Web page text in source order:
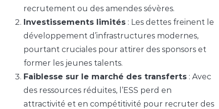
recrutement ou des amendes sévères.
Investissements limités : Les dettes freinent le
développement d’infrastructures modernes,
pourtant cruciales pour attirer des sponsors et
former les jeunes talents.
Faiblesse sur le marché des transferts : Avec
des ressources réduites, l’ESS perd en
attractivité et en compétitivité pour recruter des